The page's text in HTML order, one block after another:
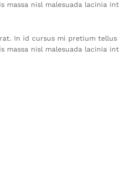
massa nisl malesuada lacinia
In id cursus mi pretium tellus
massa nisl malesuada lacinia